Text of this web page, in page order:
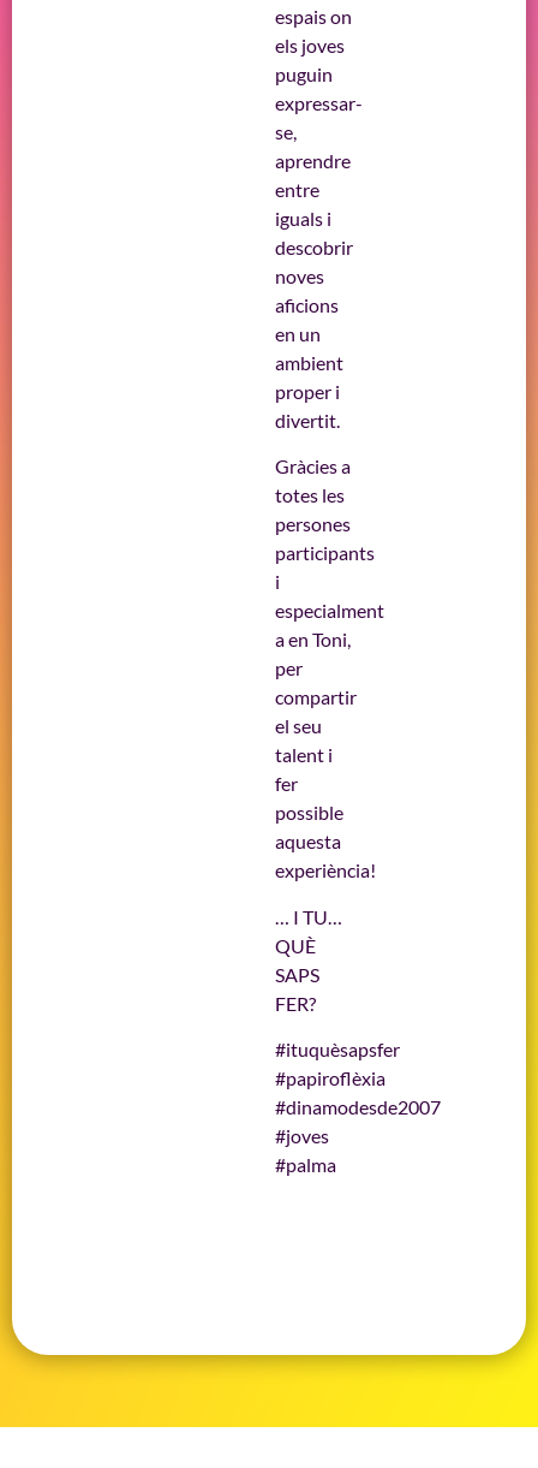
espais on
els joves
puguin
expressar-
se,
aprendre
entre
iguals i
descobrir
noves
aficions
en un
ambient
proper i
divertit.
Gràcies a
totes les
persones
participants
i
especialment
a en Toni,
per
compartir
el seu
talent i
fer
possible
aquesta
experiència!
… I TU…
QUÈ
SAPS
FER?
#ituquèsapsfer
#papiroflèxia
#dinamodesde2007
#joves
#palma